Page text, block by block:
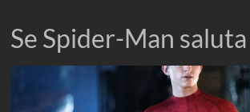
Se Spider-Man